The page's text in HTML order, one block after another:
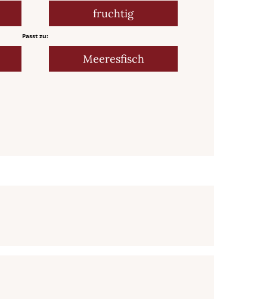
fruchtig
Passt zu:
Meeresfisch